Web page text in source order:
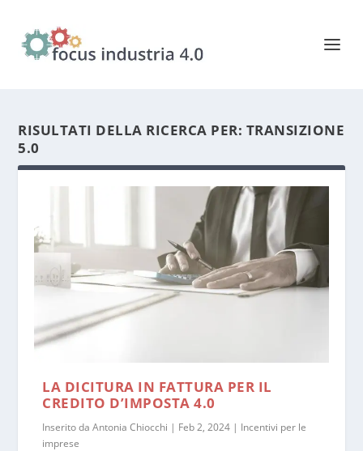
RISULTATI DELLA RICERCA PER: TRANSIZIONE
5.0
LA DICITURA IN FATTURA PER IL
CREDITO D’IMPOSTA 4.0
Inserito daAntonia Chiocchi | Feb 2, 2024 | Incentivi per le
imprese